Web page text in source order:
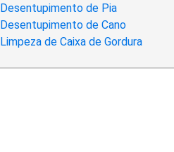
Desentupimento de Pia
Desentupimento de Cano
Limpeza de Caixa de Gordura